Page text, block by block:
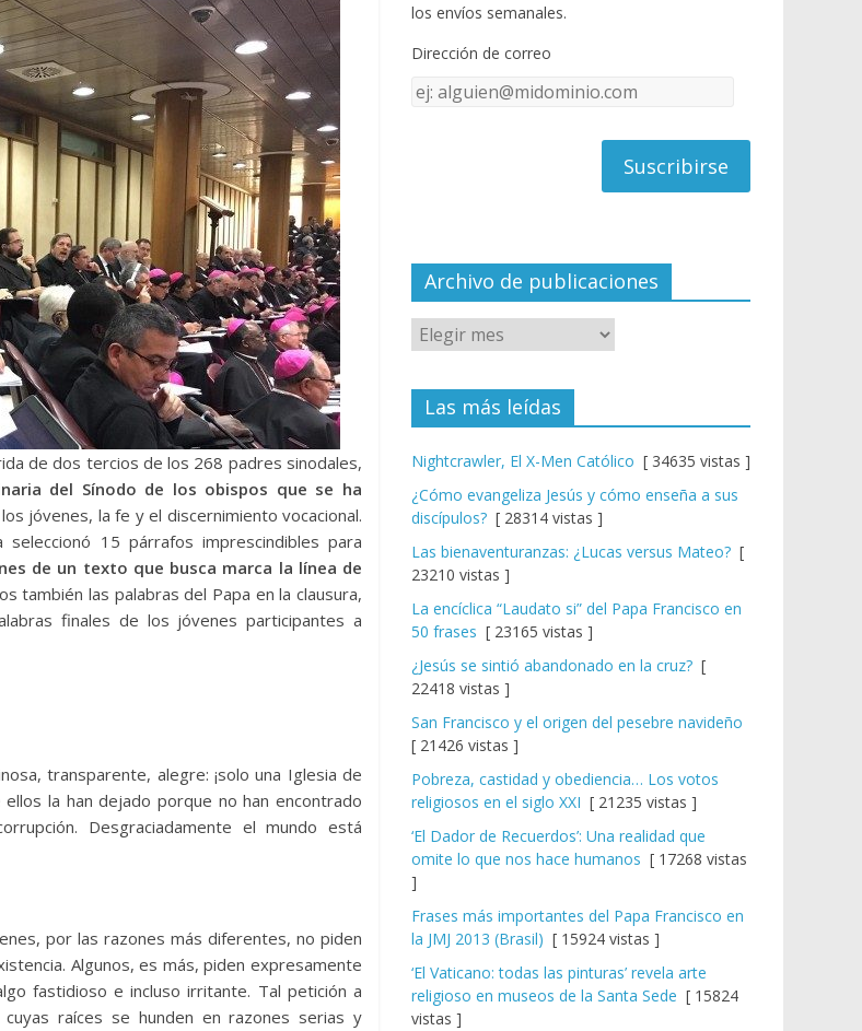
de dos tercios de los 268 padres sinodales,
del Sínodo de los obispos que se ha
jóvenes, la fe y el discernimiento vocacional.
15 párrafos imprescindibles para
de un texto que busca marca la línea de
también las palabras del Papa en la clausura,
finales de los jóvenes participantes a
transparente, alegre: ¡solo una Iglesia de
la han dejado porque no han encontrado
Desgraciadamente el mundo está
por las razones más diferentes, no piden
Algunos, es más, piden expresamente
fastidioso e incluso irritante. Tal petición a
raíces se hunden en razones serias y
o
k e
C
el
los envíos semanales.
Dirección de correo
Dirección
Archivo de publicaciones
Las más leídas
Nightcrawler, El X-Men Católico [ 34635 vistas ]
¿Cómo evangeliza Jesús y cómo enseña a sus
discípulos? [ 28314 vistas ]
Las bienaventuranzas: ¿Lucas versus Mateo? [
23210 vistas ]
La encíclica “Laudato si” del Papa Francisco en
50 frases [ 23165 vistas ]
¿Jesús se sintió abandonado en la cruz? [
22418 vistas ]
San Francisco y el origen del pesebre navideño
[ 21426 vistas ]
Pobreza, castidad y obediencia… Los votos
religiosos en el siglo XXI [ 21235 vistas ]
‘El Dador de Recuerdos’: Una realidad que
omite lo que nos hace humanos [ 17268 vistas
]
Frases más importantes del Papa Francisco en
la JMJ 2013 (Brasil) [ 15924 vistas ]
‘El Vaticano: todas las pinturas’ revela arte
religioso en museos de la Santa Sede [ 15824
vistas ]